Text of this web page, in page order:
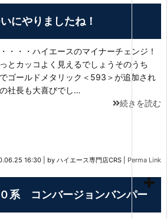
にやりましたね！
・・・ハイエースのマイナーチェンジ！
とカッコよく見えるでしょうそのうち
ゴールドメタリック＜593＞が追加され
社長も大喜びでし…
続きを読む
16:30 by ハイエース専門店CRS Perma Link
系 コンバージョンバンパー